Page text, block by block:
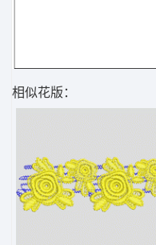
相似花版：